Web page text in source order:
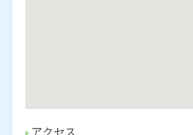
アクセス